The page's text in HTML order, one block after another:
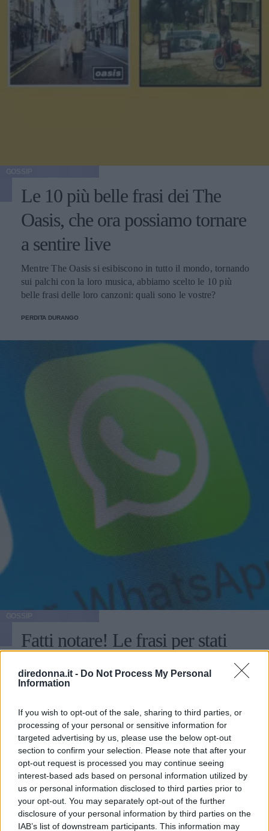
diredonna.it - Do Not Process My Personal
Information
If you wish to opt-out of the sale, sharing to third parties, or
processing of your personal or sensitive information for
targeted advertising by us, please use the below opt-out
section to confirm your selection. Please note that after your
opt-out request is processed you may continue seeing
interest-based ads based on personal information utilized by
us or personal information disclosed to third parties prior to
your opt-out. You may separately opt-out of the further
disclosure of your personal information by third parties on the
IAB’s list of downstream participants. This information may
Le 10 più belle frasi dei The
Oasis, che ora possiamo tornare
a sentire live
Mentre The Oasis si esibiscono in tutto il mondo, tornando
sui palchi con la loro musica, abbiamo scelto le 10 più
belle frasi delle loro canzoni: quali sono le vostre?
PERDITA DURANGO
Fatti notare! Le frasi per stati
WhatsApp che tutti
commenteranno
Alcuni consigli relativi alle frasi per stati di WhatsApp:
ecco come fare colpo sui propri contatti utilizzando
aforismi e citazioni.
PERDITA DURANGO